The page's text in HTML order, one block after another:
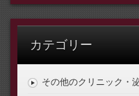
カテゴリー
その他のクリニック・